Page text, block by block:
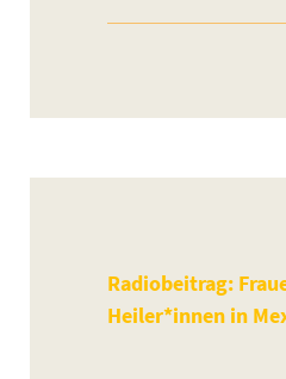
Radiobeitrag:
Heiler*innen in